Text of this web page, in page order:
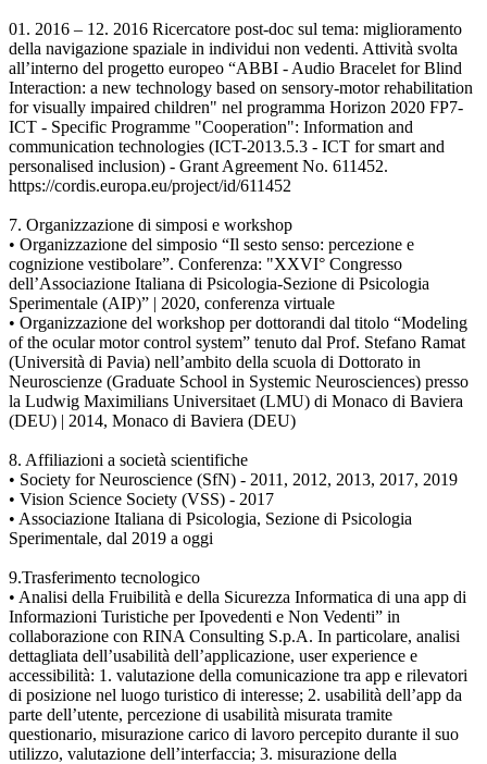
01. 2016 – 12. 2016 Ricercatore post-doc sul tema: miglioramento
della navigazione spaziale in individui non vedenti. Attività svolta
all’interno del progetto europeo “ABBI - Audio Bracelet for Blind
Interaction: a new technology based on sensory-motor rehabilitation
for visually impaired children" nel programma Horizon 2020 FP7-
ICT - Specific Programme "Cooperation": Information and
communication technologies (ICT-2013.5.3 - ICT for smart and
personalised inclusion) - Grant Agreement No. 611452.
https://cordis.europa.eu/project/id/611452
7. Organizzazione di simposi e workshop
• Organizzazione del simposio “Il sesto senso: percezione e
cognizione vestibolare”. Conferenza: "XXVI° Congresso
dell’Associazione Italiana di Psicologia-Sezione di Psicologia
Sperimentale (AIP)” | 2020, conferenza virtuale
• Organizzazione del workshop per dottorandi dal titolo “Modeling
of the ocular motor control system” tenuto dal Prof. Stefano Ramat
(Università di Pavia) nell’ambito della scuola di Dottorato in
Neuroscienze (Graduate School in Systemic Neurosciences) presso
la Ludwig Maximilians Universitaet (LMU) di Monaco di Baviera
(DEU) | 2014, Monaco di Baviera (DEU)
8. Affiliazioni a società scientifiche
• Society for Neuroscience (SfN) - 2011, 2012, 2013, 2017, 2019
• Vision Science Society (VSS) - 2017
• Associazione Italiana di Psicologia, Sezione di Psicologia
Sperimentale, dal 2019 a oggi
9.Trasferimento tecnologico
• Analisi della Fruibilità e della Sicurezza Informatica di una app di
Informazioni Turistiche per Ipovedenti e Non Vedenti” in
collaborazione con RINA Consulting S.p.A. In particolare, analisi
dettagliata dell’usabilità dell’applicazione, user experience e
accessibilità: 1. valutazione della comunicazione tra app e rilevatori
di posizione nel luogo turistico di interesse; 2. usabilità dell’app da
parte dell’utente, percezione di usabilità misurata tramite
questionario, misurazione carico di lavoro percepito durante il suo
utilizzo, valutazione dell’interfaccia; 3. misurazione della